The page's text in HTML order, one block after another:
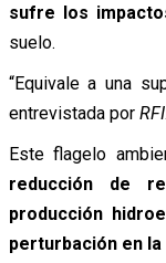
sufre los
suelo.
“Equivale a una
entrevistada por RFI.
Este flagelo
reducción de
producción
perturbación en la